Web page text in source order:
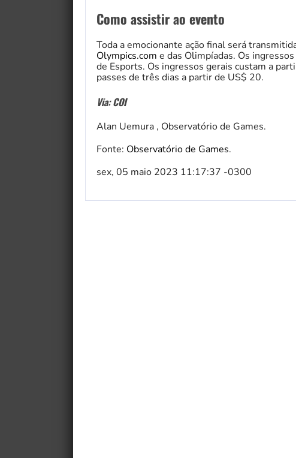
Como assistir ao evento
Toda a emocionante ação final será
Olympics.com e das Olimpíadas. Os ingressos
de Esports. Os ingressos gerais custam a
passes de três dias a partir de US$ 20.
Via: COI
Alan Uemura , Observatório de Games.
Fonte: Observatório de Games.
sex, 05 maio 2023 11:17:37 -0300